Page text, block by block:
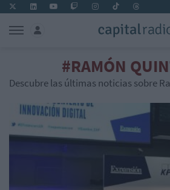
#RAMÓN
Descubre las últimas noticias sobre